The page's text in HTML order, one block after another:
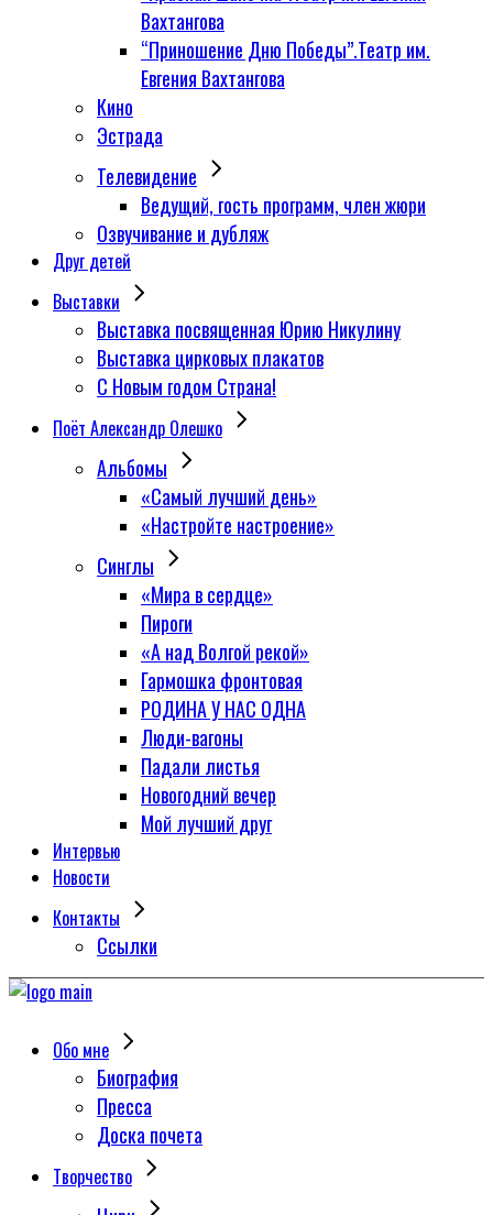
Вахтангова
“Приношение Дню Победы”.Театр им.
Евгения Вахтангова
Кино
Эстрада
Телевидение
Ведущий, гость программ, член жюри
Озвучивание и дубляж
Друг детей
Выставки
Выставка посвященная Юрию Никулину
Выставка цирковых плакатов
С Новым годом Страна!
Поёт Александр Олешко
Альбомы
«Самый лучший день»
«Настройте настроение»
Синглы
«Мира в сердце»
Пироги
«А над Волгой рекой»
Гармошка фронтовая
РОДИНА У НАС ОДНА
Люди-вагоны
Падали листья
Новогодний вечер
Мой лучший друг
Интервью
Новости
Контакты
Сcылки
Обо мне
Биография
Пресса
Доска почета
Творчество